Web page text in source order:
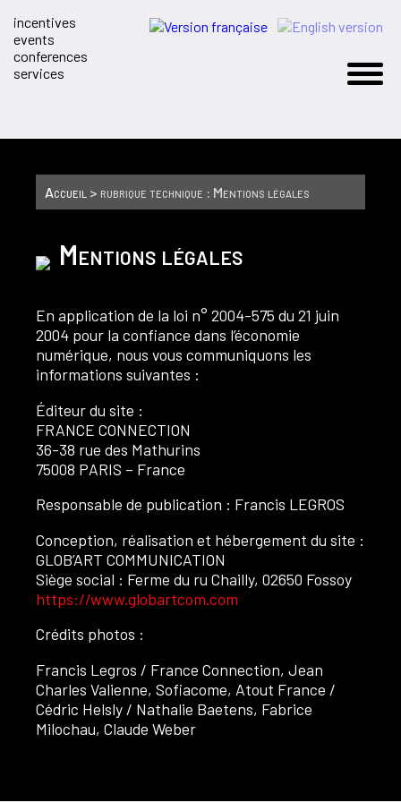
incentives
events
conferences
services
Accueil > rubrique technique : Mentions légales
Mentions légales
En application de la loi n° 2004-575 du 21 juin
2004 pour la confiance dans l’économie
numérique, nous vous communiquons les
informations suivantes :
Éditeur du site :
FRANCE CONNECTION
36-38 rue des Mathurins
75008 PARIS – France
Responsable de publication : Francis LEGROS
Conception, réalisation et hébergement du site :
GLOB’ART COMMUNICATION
Siège social : Ferme du ru Chailly, 02650 Fossoy
https://www.globartcom.com
Crédits photos :
Francis Legros / France Connection, Jean
Charles Valienne, Sofiacome, Atout France /
Cédric Helsly / Nathalie Baetens, Fabrice
Milochau, Claude Weber